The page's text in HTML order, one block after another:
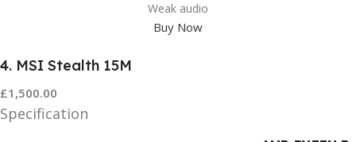
Weak audio
Buy Now
4. MSI Stealth 15M
£1,500.00
Specification